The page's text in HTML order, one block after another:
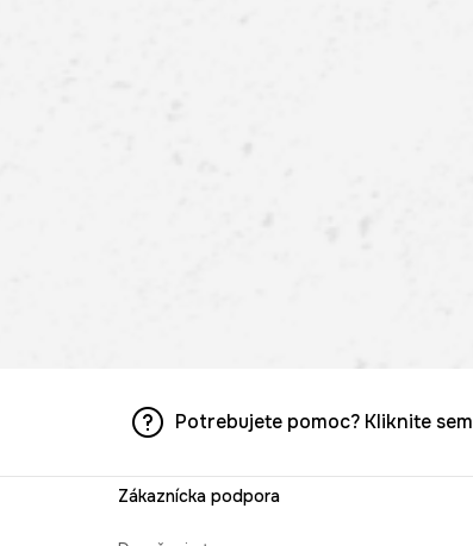
Potrebujete pomoc? Kliknite sem
Zákaznícka podpora